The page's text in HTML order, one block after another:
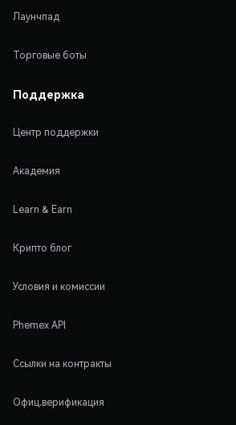
Лаунчпад
Торговые боты
Поддержка
Центр поддержки
Академия
Learn & Earn
Крипто блог
Условия и комиссии
Phemex API
Ссылки на контракты
Офиц.верификация